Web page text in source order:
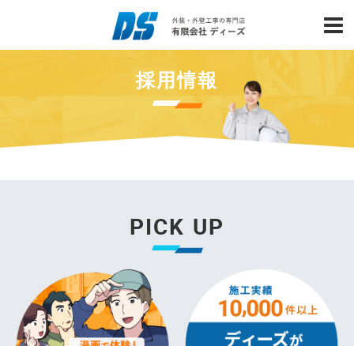
採用情報
PICK UP